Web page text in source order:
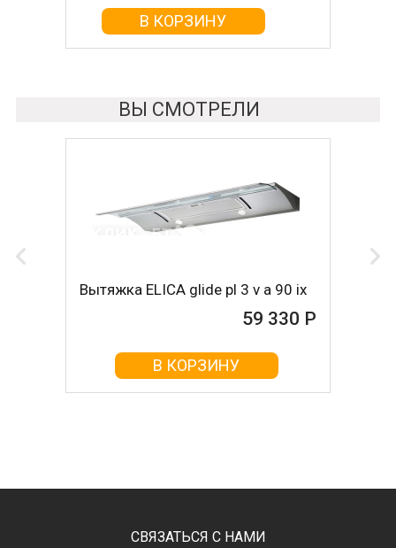
В КОРЗИНУ
ВЫ СМОТРЕЛИ
Вытяжка ELICA glide pl 3 v a 90 ix
59 330 Р
В КОРЗИНУ
СВЯЗАТЬСЯ С НАМИ